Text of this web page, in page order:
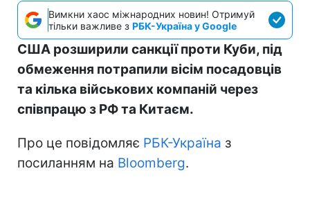
Вимкни хаос міжнародних новин! Отримуй
тільки важливе з РБК-Україна у Google
США розширили санкції проти Куби, під
обмеження потрапили вісім посадовців
та кілька військових компаній через
співпрацю з РФ та Китаєм.
Про це повідомляє РБК-Україна з
посиланням на Bloomberg.